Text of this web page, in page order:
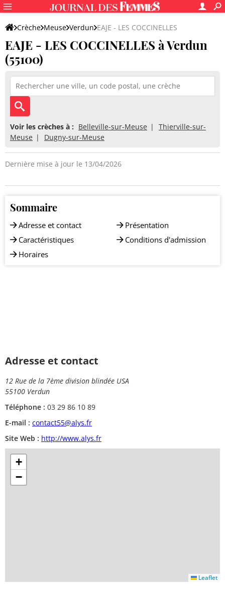
Crèche Meuse Verdun EAJE - LES COCCINELLES
EAJE - LES COCCINELLES à Verdun
(55100)
Voir les crèches à : Belleville-sur-Meuse
Thierville-sur-
Meuse
Dugny-sur-Meuse
Dernière mise à jour le 13/04/2026
Sommaire
Adresse et contact
Caractéristiques
Horaires
Présentation
Conditions d'admission
Adresse et contact
12 Rue de la 7ème division blindée USA
55100 Verdun
Téléphone : 03 29 86 10 89
E-mail : contact55@alys.fr
Site Web : http://www.alys.fr
+
−
Leaflet